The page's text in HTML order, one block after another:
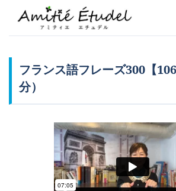
フランス語フレーズ300【
分）